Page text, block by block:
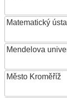
Matematický
Mendelova
Město Kroměříž